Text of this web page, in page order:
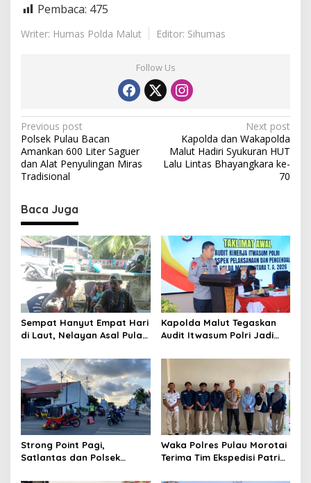
Pembaca: 475
Writer: Humas Polda Malut Editor: Sihumas
Follow Us
P
o
s
t
n
a
v
i
g
a
t
i
o
n
Previous post
Polsek Pulau Bacan
Amankan 600 Liter Saguer
dan Alat Penyulingan Miras
Tradisional
Next post
Kapolda dan Wakapolda
Malut Hadiri Syukuran HUT
Lalu Lintas Bhayangkara ke-
70
Baca Juga
Sempat Hanyut Empat Hari
di Laut, Nelayan Asal Pulau
Pantai Tawakali Morotai
Utara
Kapolda Malut Tegaskan
Audit Itwasum Polri Jadi
Akuntabilitas dan Kinerja
Strong Point Pagi,
Satlantas dan Polsek
Waka Polres Pulau Morotai
Terima Tim Ekspedisi Patriot